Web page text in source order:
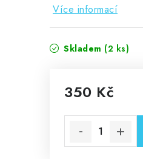
Více informací
Skladem (2 ks)
350 Kč